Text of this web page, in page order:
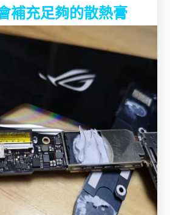
補充足夠的散熱膏